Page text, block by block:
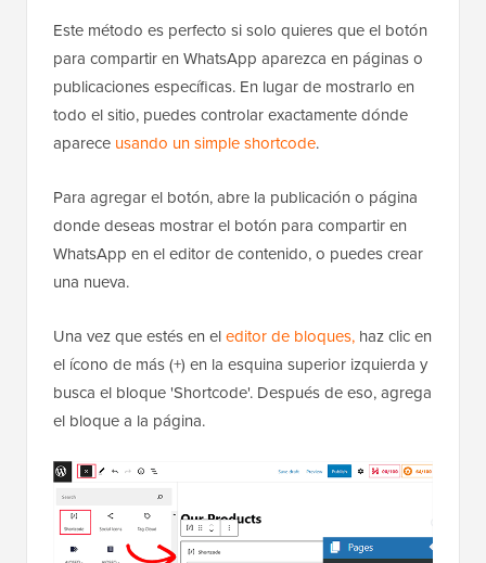
Este método es perfecto si solo quieres que el botón
para compartir en WhatsApp aparezca en páginas o
publicaciones específicas. En lugar de mostrarlo en
todo el sitio, puedes controlar exactamente dónde
aparece usando un simple shortcode.
Para agregar el botón, abre la publicación o página
donde deseas mostrar el botón para compartir en
WhatsApp en el editor de contenido, o puedes crear
una nueva.
Una vez que estés en eleditor de bloques, haz clic en
el ícono de más (+) en la esquina superior izquierda y
busca el bloque 'Shortcode'. Después de eso, agrega
el bloque a la página.